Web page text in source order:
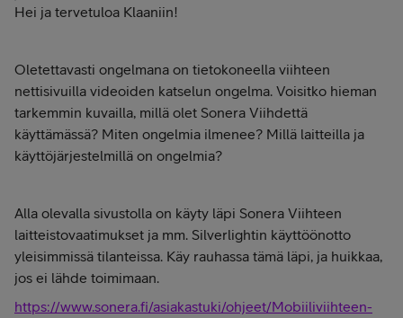
Hei ja tervetuloa Klaaniin!
Oletettavasti ongelmana on tietokoneella viihteen
nettisivuilla videoiden katselun ongelma. Voisitko hieman
tarkemmin kuvailla, millä olet Sonera Viihdettä
käyttämässä? Miten ongelmia ilmenee? Millä laitteilla ja
käyttöjärjestelmillä on ongelmia?
Alla olevalla sivustolla on käyty läpi Sonera Viihteen
laitteistovaatimukset ja mm. Silverlightin käyttöönotto
yleisimmissä tilanteissa. Käy rauhassa tämä läpi, ja huikkaa,
jos ei lähde toimimaan.
https://www.sonera.fi/asiakastuki/ohjeet/Mobiiliviihteen-